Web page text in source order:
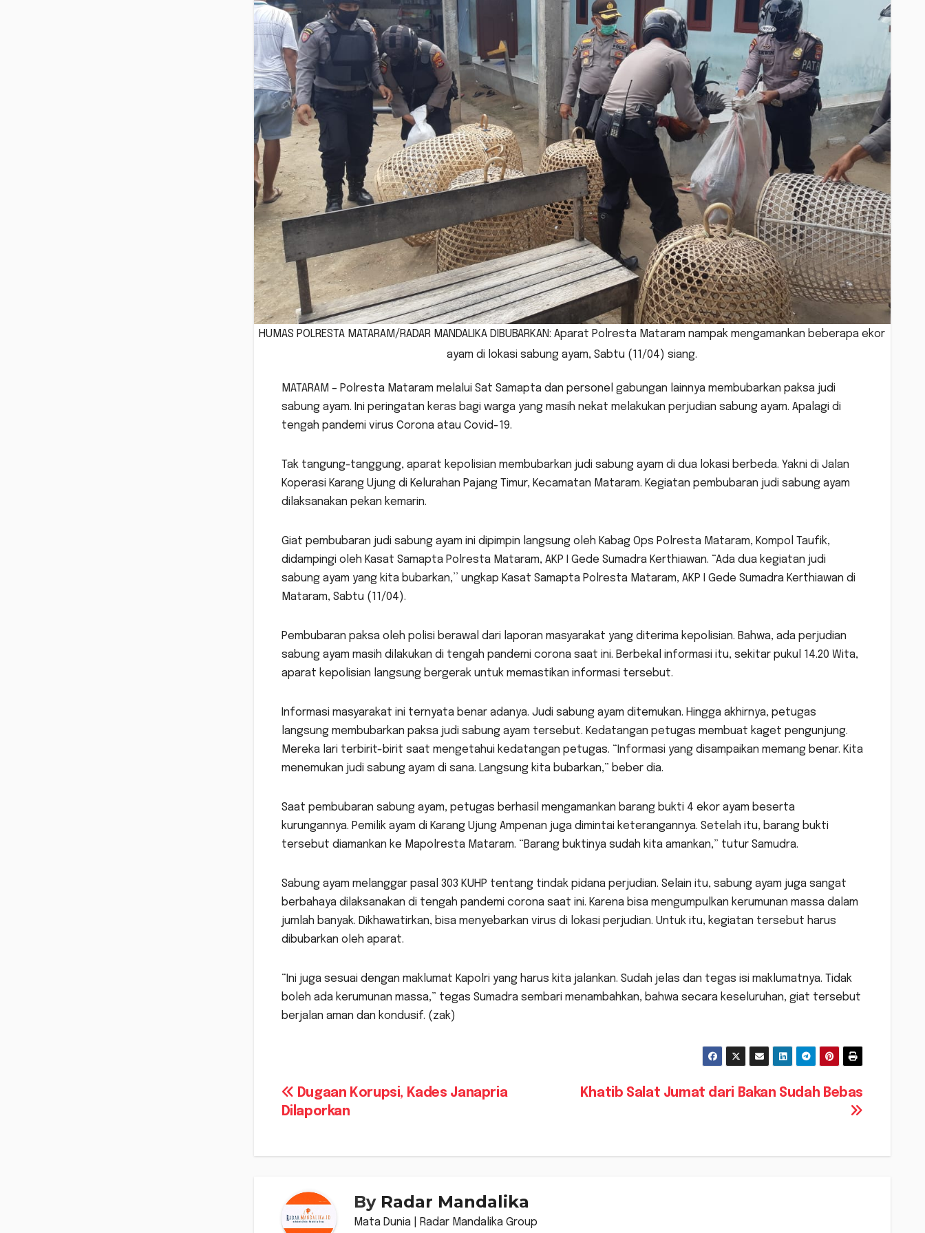
HUMAS POLRESTA MATARAM/RADAR MANDALIKA DIBUBARKAN: Aparat Polresta Mataram nampak mengamankan beberapa ekor
ayam di lokasi sabung ayam, Sabtu (11/04) siang.
MATARAM – Polresta Mataram melalui Sat Samapta dan personel gabungan lainnya membubarkan paksa judi
sabung ayam. Ini peringatan keras bagi warga yang masih nekat melakukan perjudian sabung ayam. Apalagi di
tengah pandemi virus Corona atau Covid-19.
Tak tangung-tanggung, aparat kepolisian membubarkan judi sabung ayam di dua lokasi berbeda. Yakni di Jalan
Koperasi Karang Ujung di Kelurahan Pajang Timur, Kecamatan Mataram. Kegiatan pembubaran judi sabung ayam
dilaksanakan pekan kemarin.
Giat pembubaran judi sabung ayam ini dipimpin langsung oleh Kabag Ops Polresta Mataram, Kompol Taufik,
didampingi oleh Kasat Samapta Polresta Mataram, AKP I Gede Sumadra Kerthiawan. “Ada dua kegiatan judi
sabung ayam yang kita bubarkan,’’ ungkap Kasat Samapta Polresta Mataram, AKP I Gede Sumadra Kerthiawan di
Mataram, Sabtu (11/04).
Pembubaran paksa oleh polisi berawal dari laporan masyarakat yang diterima kepolisian. Bahwa, ada perjudian
sabung ayam masih dilakukan di tengah pandemi corona saat ini. Berbekal informasi itu, sekitar pukul 14.20 Wita,
aparat kepolisian langsung bergerak untuk memastikan informasi tersebut.
Informasi masyarakat ini ternyata benar adanya. Judi sabung ayam ditemukan. Hingga akhirnya, petugas
langsung membubarkan paksa judi sabung ayam tersebut. Kedatangan petugas membuat kaget pengunjung.
Mereka lari terbirit-birit saat mengetahui kedatangan petugas. “Informasi yang disampaikan memang benar. Kita
menemukan judi sabung ayam di sana. Langsung kita bubarkan,” beber dia.
Saat pembubaran sabung ayam, petugas berhasil mengamankan barang bukti 4 ekor ayam beserta
kurungannya. Pemilik ayam di Karang Ujung Ampenan juga dimintai keterangannya. Setelah itu, barang bukti
tersebut diamankan ke Mapolresta Mataram. “Barang buktinya sudah kita amankan,” tutur Samudra.
Sabung ayam melanggar pasal 303 KUHP tentang tindak pidana perjudian. Selain itu, sabung ayam juga sangat
berbahaya dilaksanakan di tengah pandemi corona saat ini. Karena bisa mengumpulkan kerumunan massa dalam
jumlah banyak. Dikhawatirkan, bisa menyebarkan virus di lokasi perjudian. Untuk itu, kegiatan tersebut harus
dibubarkan oleh aparat.
“Ini juga sesuai dengan maklumat Kapolri yang harus kita jalankan. Sudah jelas dan tegas isi maklumatnya. Tidak
boleh ada kerumunan massa,” tegas Sumadra sembari menambahkan, bahwa secara keseluruhan, giat tersebut
berjalan aman dan kondusif. (zak)
Navigasi
pos
Khatib Salat Jumat dari Bakan Sudah Bebas
Dugaan Korupsi, Kades Janapria
Dilaporkan
By Radar Mandalika
Mata Dunia | Radar Mandalika Group